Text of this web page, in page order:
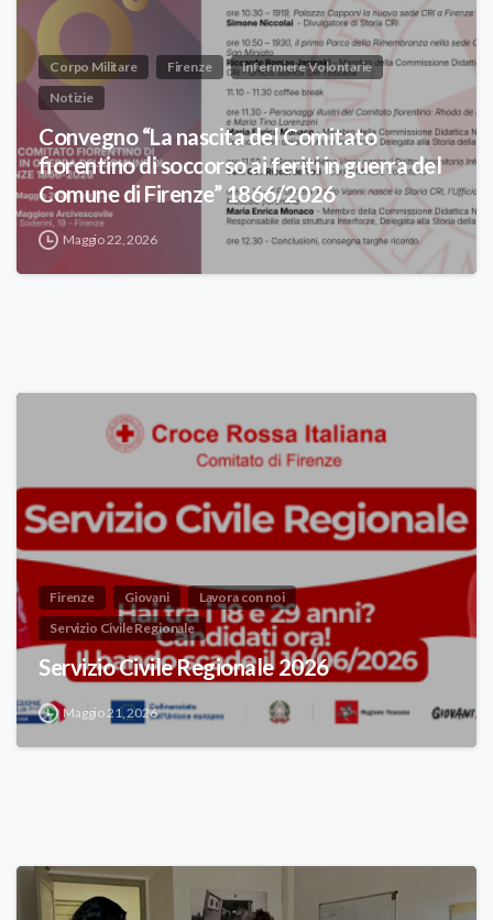
Corpo Militare Firenze
Infermiere Volontarie
Notizie
Convegno “La nascita del Comitato
fiorentino di soccorso ai feriti in guerra del
Comune di Firenze” 1866/2026
Maggio 22, 2026
Firenze Giovani
Lavora con noi
Servizio Civile Regionale
Servizio Civile Regionale 2026
Maggio 21, 2026